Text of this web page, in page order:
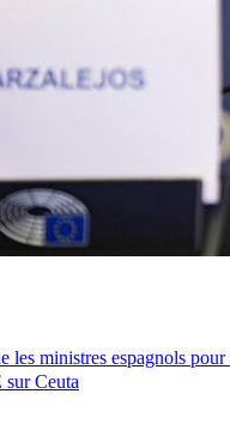
les ministres espagnols
Ceuta